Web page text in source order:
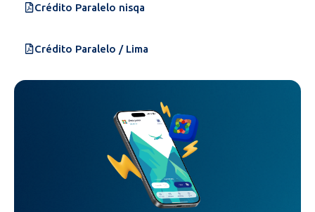
Crédito Paralelo nisqa
Crédito Paralelo / Lima